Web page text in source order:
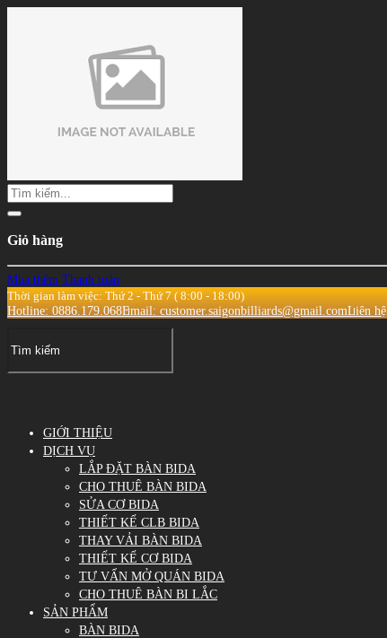
Giỏ hàng
Mua thêm Thanh toán
Thời gian làm việc: Thứ 2 - Thứ 7 ( 8:00 - 18:00)
Hotline: 0886.179.068Email: customer.saigonbilliards@gmail.comLiên hệ
GIỚI THIỆU
DỊCH VỤ
LẮP ĐẶT BÀN BIDA
CHO THUÊ BÀN BIDA
SỬA CƠ BIDA
THIẾT KẾ CLB BIDA
THAY VẢI BÀN BIDA
THIẾT KẾ CƠ BIDA
TƯ VẤN MỞ QUÁN BIDA
CHO THUÊ BÀN BI LẮC
SẢN PHẨM
BÀN BIDA